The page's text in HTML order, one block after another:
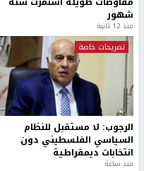
شهور
منذ 12 ثانية
تصريحات خاصة
الرجوب: لا مستقبل للنظام
السياسي الفلسطيني دون
انتخابات ديمقراطية
منذ ساعة